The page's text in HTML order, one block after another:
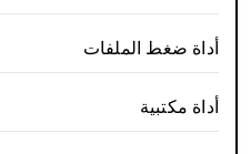
أداة ضغط الملفات
أداة مكتبية